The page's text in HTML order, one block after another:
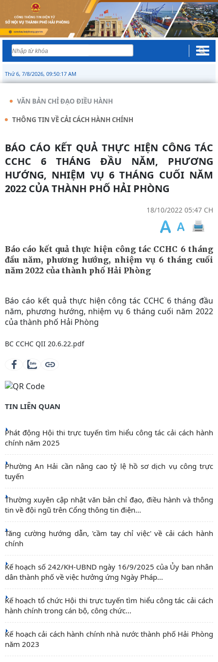
Thứ 6, 7/8/2026, 09:50:18 AM
VĂN BẢN CHỈ ĐẠO ĐIỀU HÀNH
THÔNG TIN VỀ CẢI CÁCH HÀNH CHÍNH
BÁO CÁO KẾT QUẢ THỰC HIỆN CÔNG TÁC
CCHC 6 THÁNG ĐẦU NĂM, PHƯƠNG
HƯỚNG, NHIỆM VỤ 6 THÁNG CUỐI NĂM
2022 CỦA THÀNH PHỐ HẢI PHÒNG
18/10/2022 05:47 CH
Báo cáo kết quả thực hiện công tác CCHC 6 tháng
đầu năm, phương hướng, nhiệm vụ 6 tháng cuối
năm 2022 của thành phố Hải Phòng
Báo cáo kết quả thực hiện công tác CCHC 6 tháng đầu
năm, phương hướng, nhiệm vụ 6 tháng cuối năm 2022
của thành phố Hải Phòng
BC CCHC QII 20.6.22.pdf
TIN LIÊN QUAN
Phát động Hội thi trực tuyến tìm hiểu công tác cải cách hành
chính năm 2025
Phường An Hải cần nâng cao tỷ lệ hồ sơ dịch vụ công trực
tuyến
Thường xuyên cập nhật văn bản chỉ đạo, điều hành và thông
tin về đội ngũ trên Cổng thông tin điện...
Tăng cường hướng dẫn, 'cầm tay chỉ việc' về cải cách hành
chính
Kế hoạch số 242/KH-UBND ngày 16/9/2025 của Ủy ban nhân
dân thành phố về việc hưởng ứng Ngày Pháp...
Kế hoạch tổ chức Hội thi trực tuyến tìm hiểu công tác cải cách
hành chính trong cán bộ, công chức...
Kế hoạch cải cách hành chính nhà nước thành phố Hải Phòng
năm 2023